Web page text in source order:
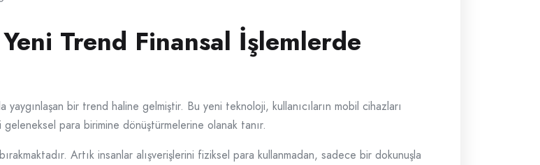
Trend Finansal İşlemlerde
bir trend haline gelmiştir. Bu yeni teknoloji, kullanıcıların mobil cihazları
para birimine dönüştürmelerine olanak tanır.
Artık insanlar alışverişlerini fiziksel para kullanmadan, sadece bir dokunuşla